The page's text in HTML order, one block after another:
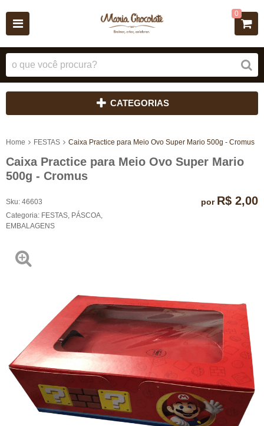
0
CATEGORIAS
Home FESTAS Caixa Practice para Meio Ovo Super Mario 500g - Cromus
Caixa Practice para Meio Ovo Super Mario
500g - Cromus
Sku: 46603
Categoria: FESTAS PÁSCOA
EMBALAGENS
por R$ 2,00